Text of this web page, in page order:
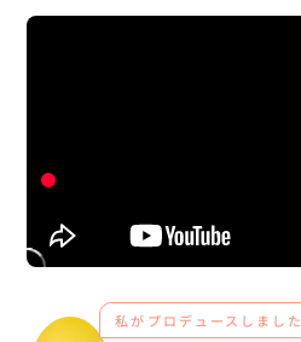
私がプロデュースしました